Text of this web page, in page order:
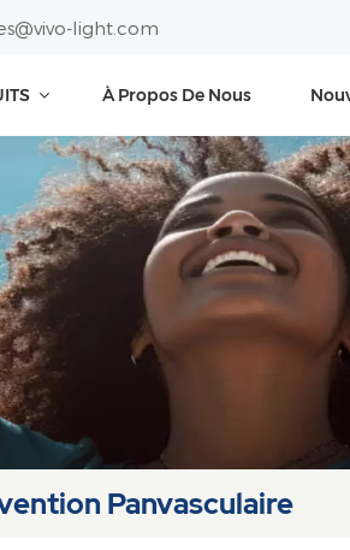
light.com
À Propos De Nous
Panvasculaire